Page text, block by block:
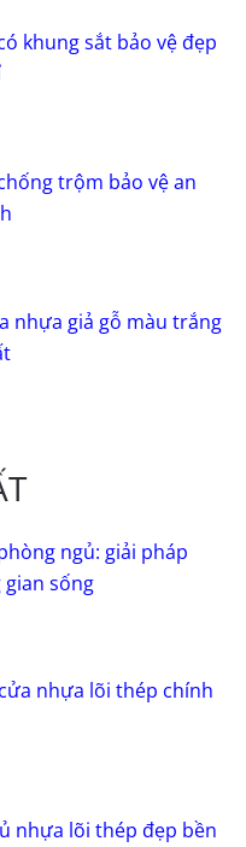
khung sắt bảo vệ đẹp
trộm bảo vệ an
nhựa giả gỗ màu trắng
ngủ: giải pháp
sống
nhựa lõi thép chính
nhựa lõi thép đẹp bền